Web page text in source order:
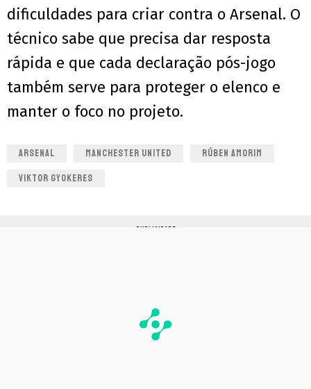
dificuldades para criar contra o Arsenal. O
técnico sabe que precisa dar resposta
rápida e que cada declaração pós-jogo
também serve para proteger o elenco e
manter o foco no projeto.
ARSENAL MANCHESTER UNITED RÚBEN AMORIM
VIKTOR GYOKERES
PUBLICIDADE